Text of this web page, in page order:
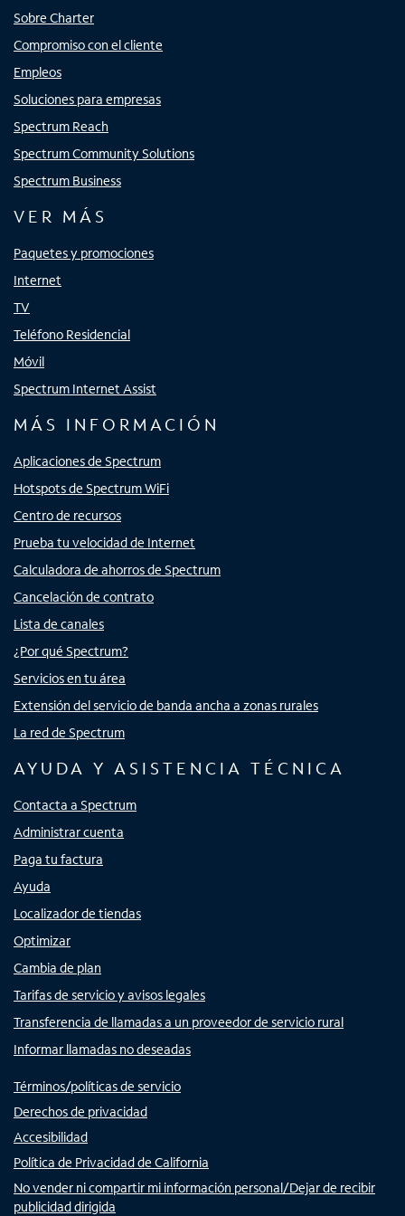
Sobre Charter
Compromiso con el cliente
Empleos
Soluciones para empresas
Spectrum Reach
Spectrum Community Solutions
Spectrum Business
VER MÁS
Paquetes y promociones
Internet
TV
Teléfono Residencial
Móvil
Spectrum Internet Assist
MÁS INFORMACIÓN
Aplicaciones de Spectrum
Hotspots de Spectrum WiFi
Centro de recursos
Prueba tu velocidad de Internet
Calculadora de ahorros de Spectrum
Cancelación de contrato
Lista de canales
¿Por qué Spectrum?
Servicios en tu área
Extensión del servicio de banda ancha a zonas rurales
La red de Spectrum
AYUDA Y ASISTENCIA TÉCNICA
Contacta a Spectrum
Administrar cuenta
Paga tu factura
Ayuda
Localizador de tiendas
Optimizar
Cambia de plan
Tarifas de servicio y avisos legales
Transferencia de llamadas a un proveedor de servicio rural
Informar llamadas no deseadas
Términos/políticas de servicio
Derechos de privacidad
Accesibilidad
Política de Privacidad de California
No vender ni compartir mi información personal/Dejar de recibir
publicidad dirigida